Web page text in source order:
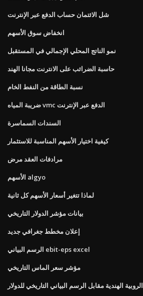
شل الائتمان حساب الدفع عبر الإنترنت
انخفاض سوق الأسهم
نمو الناتج المحلي الإجمالي في المستقبل
حاسبة الضرائب على الانترنت مجانا الهند
نسبة الطاقة من النفط الخام
ضريبة المياه vmc الدفع عبر الإنترنت
السندات السماسرة
كيفية اختيار الأسهم المناسبة للاستثمار
مرادفات العقد مرض
الأسهم algyo
لماذا تتغير أسعار الأسهم كل ثانية
بيانات مؤشر الدولار التاريخي
إعلان مخطط جغرافي جديد
الرسم البياني ebit-eps excel
مؤشر سعر الماس التاريخي
الروبية الهندية مقابل الرسم البياني التاريخي للدولار